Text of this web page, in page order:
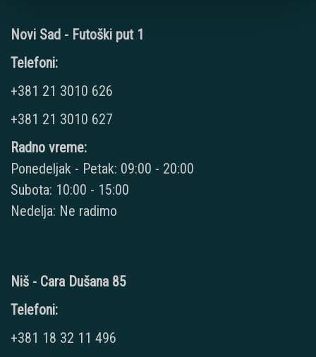
Novi Sad - Futoški put 1
Telefoni:
+381 21 3010 626
+381 21 3010 627
Radno vreme:
Ponedeljak - Petak: 09:00 - 20:00
Subota: 10:00 - 15:00
Nedelja: Ne radimo
Niš - Cara Dušana 85
Telefoni:
+381 18 32 11 496